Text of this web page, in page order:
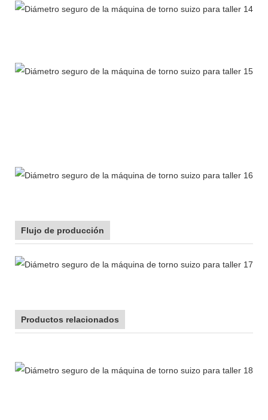
Flujo de producción
Productos relacionados